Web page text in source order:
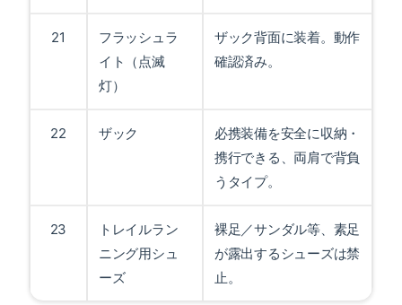
21
フラッシュラ
イト（点滅
灯）
ザック背面に装着。動作
確認済み。
22 ザック
必携装備を安全に収納・
携行できる、両肩で背負
うタイプ。
23
トレイルラン
ニング用シュ
ーズ
裸足／サンダル等、素足
が露出するシューズは禁
止。